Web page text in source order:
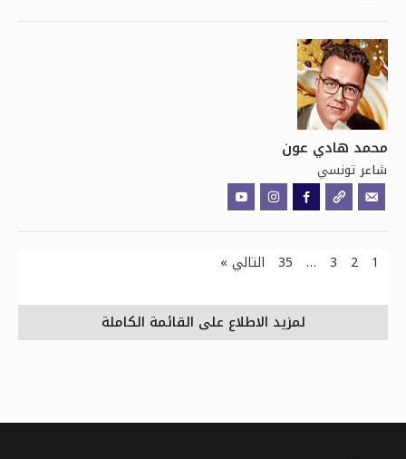
محمد هادي عون
شاعر تونسي
1
2
3
…
35 التالي »
لمزيد الاطلاع على القائمة الكاملة